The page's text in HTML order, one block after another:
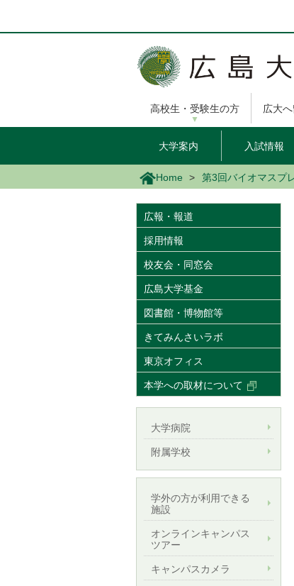
ン
に
高校生・受験生の方 広大
大学案内 入試情報
Home 第3回バイオマスプ
広報・報道
採用情報
校友会・同窓会
広島大学基金
図書館・博物館等
きてみんさいラボ
東京オフィス
本学への取材について
大学病院
附属学校
学外の方が利用できる
施設
オンラインキャンパス
ツアー
キャンパスカメラ